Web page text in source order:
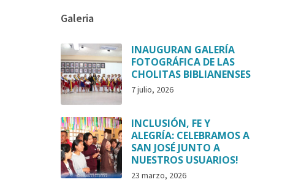
Galeria
INAUGURAN GALERÍA
FOTOGRÁFICA DE LAS
CHOLITAS BIBLIANENSES
7 julio, 2026
INCLUSIÓN, FE Y
ALEGRÍA: CELEBRAMOS A
SAN JOSÉ JUNTO A
NUESTROS USUARIOS!
23 marzo, 2026